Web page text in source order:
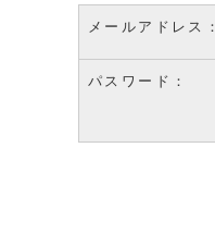
メールアドレス：
パスワード：